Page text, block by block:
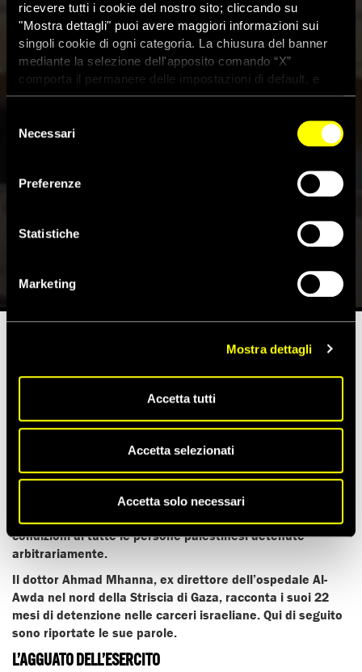
ricevere tutti i cookie del nostro sito; cliccando su
"Mostra dettagli" puoi avere maggiori informazioni sui
singoli cookie di ogni categoria. La chiusura del banner
mediante la selezione dell'apposito comando “X”
comporta il permanere delle impostazioni di default, e
dunque la continuazione della navigazione con i cookie
dei cookie attivi sul sito clicca
delNecessari
Preferenze
Statistiche
Marketing
Mostra dettagli
Accetta tutti
Accetta selezionati
Accetta solo necessari
Gaza: il dottor Mhanna
racconta la sua detenzione in
Israele
28 Maggio 2026
occupata affronta pericoli senza precedenti; molte persone
sono detenute nelle prigioni israeliane in condizioni che
International continua a documentare queste violenze
sistematiche, compreso l’uso diffuso di maltrattamenti e
condizioni di tutte le persone palestinesi detenute
arbitrariamente.
Il dottor Ahmad Mhanna, ex direttore dell’ospedale Al-
Awda nel nord della Striscia di Gaza, racconta i suoi 22
mesi di detenzione nelle carceri israeliane. Qui di seguito
sono riportate le sue parole.
L’AGGUATO DELL’ESERCITO